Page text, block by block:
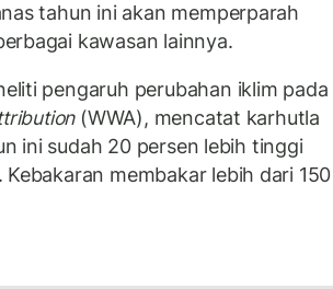
tahun ini akan memperparah
kawasan lainnya.
pengaruh perubahan iklim pada
(WWA), mencatat karhutla
ini sudah 20 persen lebih tinggi
membakar lebih dari 150